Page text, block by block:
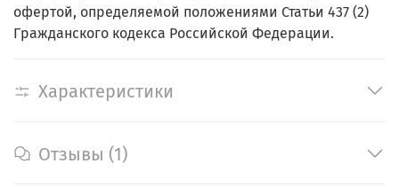
офертой, определяемой положениями Статьи 437 (2)
Гражданского кодекса Российской Федерации.
Характеристики
Отзывы (1)